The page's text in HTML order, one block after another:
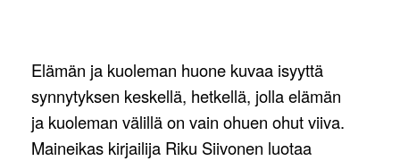
Elämän ja kuoleman huone kuvaa isyyttä
synnytyksen keskellä, hetkellä, jolla elämän
ja kuoleman välillä on vain ohuen ohut viiva.
Maineikas kirjailija Riku Siivonen luotaa